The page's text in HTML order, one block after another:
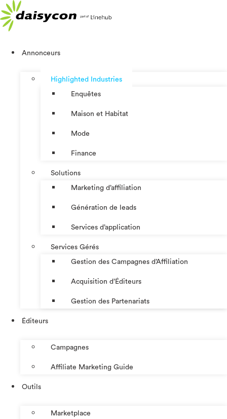
Aller
au
contenu
Annonceurs
Highlighted Industries
Enquêtes
Maison et Habitat
Mode
Finance
Solutions
Marketing d’affiliation
Génération de leads
Services d’application
Services Gérés
Gestion des Campagnes d’Affiliation​
Acquisition d’Éditeurs
Gestion des Partenariats
Éditeurs
Campagnes
Affiliate Marketing Guide
Outils
Marketplace